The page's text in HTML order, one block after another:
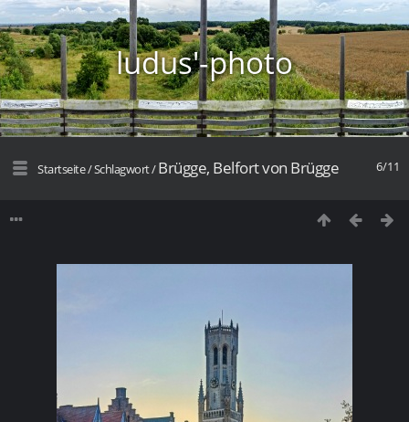
ludus'-photo
6/11
Startseite/Schlagwort/Brügge, Belfort von Brügge